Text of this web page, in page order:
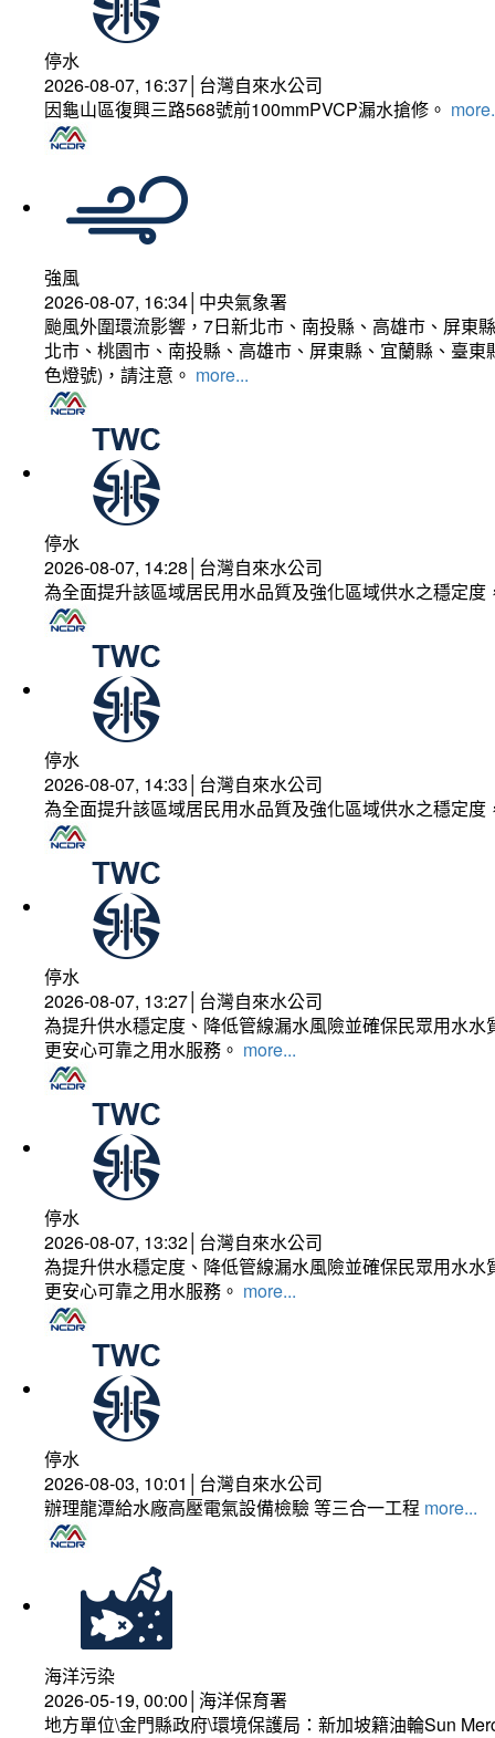
停水
2026-08-07, 16:37│台灣自來水公司
因龜山區復興三路568號前100mmPVCP漏水搶修。
強風
2026-08-07, 16:34│中央氣象署
颱風外圍環流影響，7日新北市、南投縣、高雄市、屏東
北市、桃園市、南投縣、高雄市、屏東縣、宜蘭縣、臺
色燈號)，請注意。 more...
停水
2026-08-07, 14:28│台灣自來水公司
為全面提升該區域居民用水品質及強化區域供水之穩定
停水
2026-08-07, 14:33│台灣自來水公司
為全面提升該區域居民用水品質及強化區域供水之穩定
停水
2026-08-07, 13:27│台灣自來水公司
為提升供水穩定度、降低管線漏水風險並確保民眾用水
更安心可靠之用水服務。 more...
停水
2026-08-07, 13:32│台灣自來水公司
為提升供水穩定度、降低管線漏水風險並確保民眾用水
更安心可靠之用水服務。 more...
停水
2026-08-03, 10:01│台灣自來水公司
辦理龍潭給水廠高壓電氣設備檢驗 等三合一工程 more...
海洋污染
2026-05-19, 00:00│海洋保育署
地方單位\金門縣政府\環境保護局：新加坡籍油輪Sun